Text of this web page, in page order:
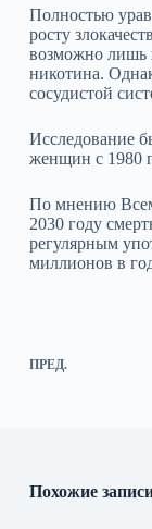
Полностью
росту
возможно лишь
никотина.
сосудистой
Исследование
женщин с 1980
По мнению
2030 году
регулярным
миллионов в
ПРЕД.
Похожие